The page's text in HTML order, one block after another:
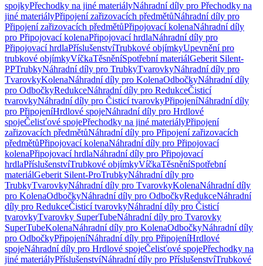
spojkyPřechodky na jiné materiályNáhradní díly pro Přechodky na
jiné materiályPřipojení zařizovacích předmětůNáhradní díly pro
Připojení zařizovacích předmětůPřipojovací kolenaNáhradní díly
pro Připojovací kolenaPřipojovací hrdlaNáhradní díly pro
Připojovací hrdlaPříslušenstvíTrubkové objímkyUpevnění pro
trubkové objímkyVíčkaTěsněníSpotřební materiálGeberit Silent-
PPTrubkyNáhradní díly pro TrubkyTvarovkyNáhradní díly pro
TvarovkyKolenaNáhradní díly pro KolenaOdbočkyNáhradní díly
pro OdbočkyRedukceNáhradní díly pro RedukceČisticí
tvarovkyNáhradní díly pro Čisticí tvarovkyPřipojeníNáhradní díly
pro PřipojeníHrdlové spojeNáhradní díly pro Hrdlové
spojeČelisťové spojePřechodky na jiné materiályPřipojení
zařizovacích předmětůNáhradní díly pro Připojení zařizovacích
předmětůPřipojovací kolenaNáhradní díly pro Připojovací
kolenaPřipojovací hrdlaNáhradní díly pro Připojovací
hrdlaPříslušenstvíTrubkové objímkyVíčkaTěsněníSpotřební
materiálGeberit Silent-ProTrubkyNáhradní díly pro
TrubkyTvarovkyNáhradní díly pro TvarovkyKolenaNáhradní díly
pro KolenaOdbočkyNáhradní díly pro OdbočkyRedukceNáhradní
díly pro RedukceČisticí tvarovkyNáhradní díly pro Čisticí
tvarovkyTvarovky SuperTubeNáhradní díly pro Tvarovky
SuperTubeKolenaNáhradní díly pro KolenaOdbočkyNáhradní díly
pro OdbočkyPřipojeníNáhradní díly pro PřipojeníHrdlové
spojeNáhradní díly pro Hrdlové spojeČelisťové spojePřechodky na
jiné materiályPříslušenstvíNáhradní díly pro PříslušenstvíTrubkové